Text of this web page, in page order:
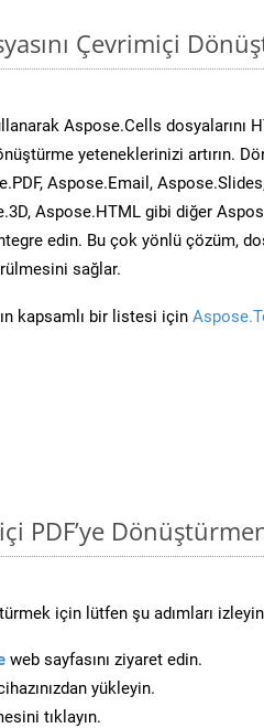
Çevrimiçi
Aspose.Cells dosyalarını
yeteneklerinizi artırın.
Aspose.Email,
Aspose.HTML gibi diğer
edin. Bu çok yönlü çözüm,
sağlar.
kapsamlı bir listesi için
PDF’ye
için lütfen şu adımları
web sayfasını ziyaret edin.
yükleyin.
tıklayın.